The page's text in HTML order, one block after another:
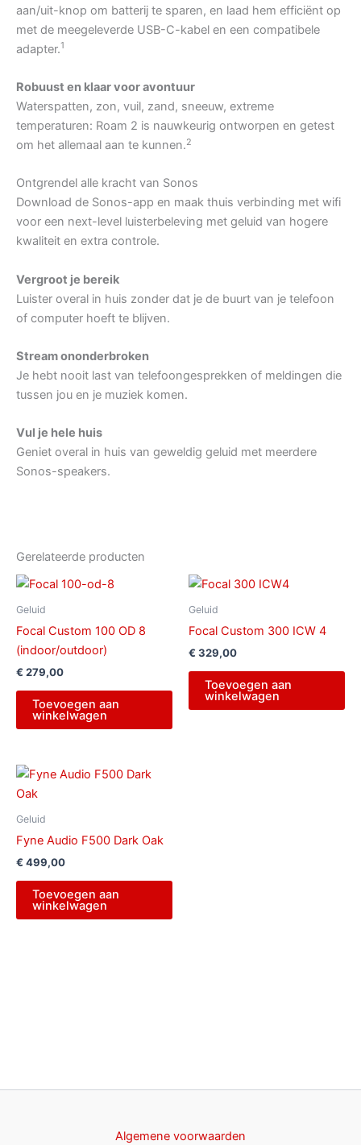
aan/uit-knop om batterij te sparen, en laad hem efficiënt op
met de meegeleverde USB-C-kabel en een compatibele
adapter.1
Robuust en klaar voor avontuur
Waterspatten, zon, vuil, zand, sneeuw, extreme
temperaturen: Roam 2 is nauwkeurig ontworpen en getest
om het allemaal aan te kunnen.2
Ontgrendel alle kracht van Sonos
Download de Sonos-app en maak thuis verbinding met wifi
voor een next-level luisterbeleving met geluid van hogere
kwaliteit en extra controle.
Vergroot je bereik
Luister overal in huis zonder dat je de buurt van je telefoon
of computer hoeft te blijven.
Stream ononderbroken
Je hebt nooit last van telefoongesprekken of meldingen die
tussen jou en je muziek komen.
Vul je hele huis
Geniet overal in huis van geweldig geluid met meerdere
Sonos-speakers.
Gerelateerde producten
Geluid
Focal Custom 100 OD 8
(indoor/outdoor)
€ 279,00
Toevoegen aan
winkelwagen
Geluid
Focal Custom 300 ICW 4
€ 329,00
Toevoegen aan
winkelwagen
Geluid
Fyne Audio F500 Dark Oak
€ 499,00
Toevoegen aan
winkelwagen
Algemene voorwaarden